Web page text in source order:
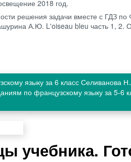
2018 год.
решения задачи вместе с ГДЗ по
А.Ю. L'oiseau bleu часть 1, 2.
языку за 6 класс Селиванова
по французскому языку за 5-6
учебника.